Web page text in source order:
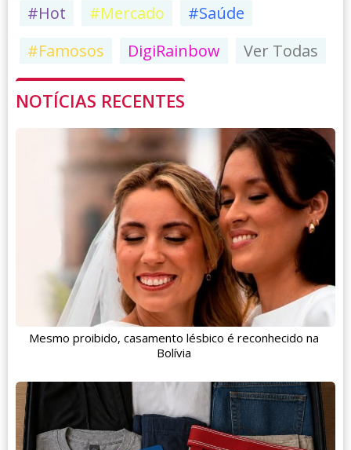
#Hot
#Mercado
#Saúde
#Famosos
DigiRainbow Ver Todas
NOTÍCIAS RECENTES
Mesmo proibido, casamento lésbico é reconhecido na
Bolívia